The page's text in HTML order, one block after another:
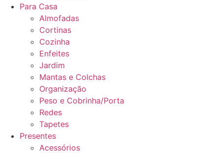
Para Casa
Almofadas
Cortinas
Cozinha
Enfeites
Jardim
Mantas e Colchas
Organização
Peso e Cobrinha/Porta
Redes
Tapetes
Presentes
Acessórios